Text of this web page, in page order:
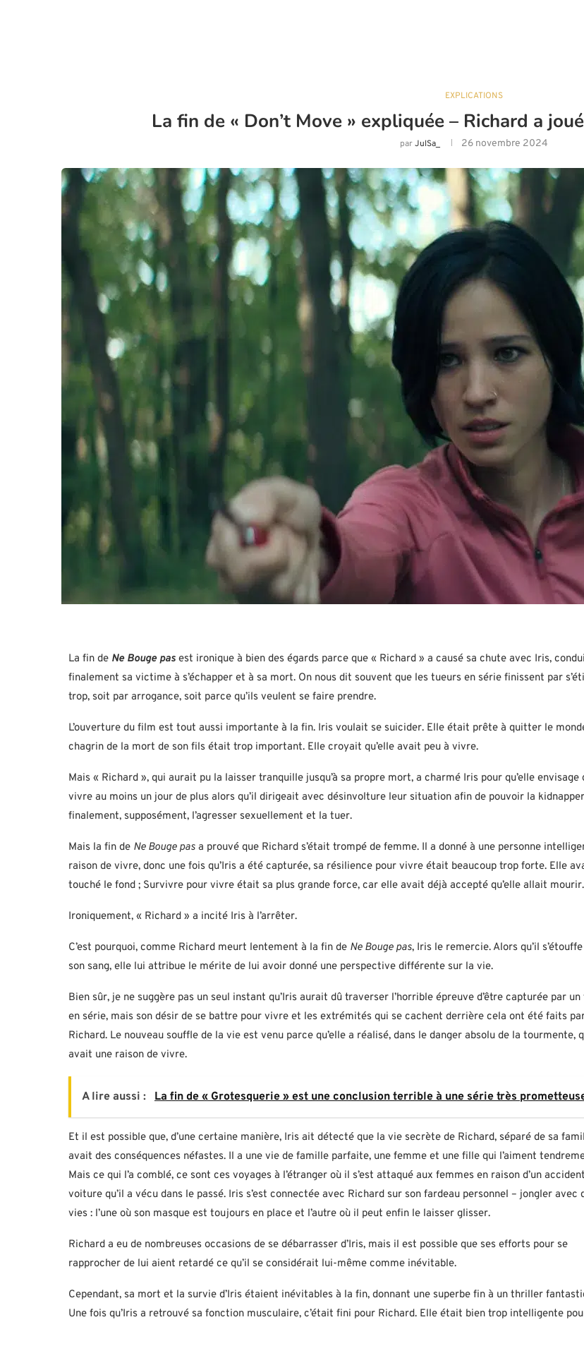
EXPLICATIONS
La fin de « Don’t Move » expliquée – Richard a
parJulSa_ 26 novembre 2024
La fin de Ne Bouge pas est ironique à bien des égards parce que « Richard » a causé sa chute avec Iris,
finalement sa victime à s’échapper et à sa mort. On nous dit souvent que les tueurs en série finissent par
trop, soit par arrogance, soit parce qu’ils veulent se faire prendre.
L’ouverture du film est tout aussi importante à la fin. Iris voulait se suicider. Elle était prête à quitter le
chagrin de la mort de son fils était trop important. Elle croyait qu’elle avait peu à vivre.
Mais « Richard », qui aurait pu la laisser tranquille jusqu’à sa propre mort, a charmé Iris pour qu’elle envisage
vivre au moins un jour de plus alors qu’il dirigeait avec désinvolture leur situation afin de pouvoir la
finalement, supposément, l’agresser sexuellement et la tuer.
Mais la fin de Ne Bouge pas a prouvé que Richard s’était trompé de femme. Il a donné à une personne
raison de vivre, donc une fois qu’Iris a été capturée, sa résilience pour vivre était beaucoup trop forte. Elle
touché le fond ; Survivre pour vivre était sa plus grande force, car elle avait déjà accepté qu’elle allait mourir.
Ironiquement, « Richard » a incité Iris à l’arrêter.
C’est pourquoi, comme Richard meurt lentement à la fin de Ne Bouge pas, Iris le remercie. Alors qu’il
son sang, elle lui attribue le mérite de lui avoir donné une perspective différente sur la vie.
Bien sûr, je ne suggère pas un seul instant qu’Iris aurait dû traverser l’horrible épreuve d’être capturée par
en série, mais son désir de se battre pour vivre et les extrémités qui se cachent derrière cela ont été faits
Richard. Le nouveau souffle de la vie est venu parce qu’elle a réalisé, dans le danger absolu de la tourmente,
avait une raison de vivre.
A lire aussi : La fin de « Grotesquerie » est une conclusion terrible à une série très
Et il est possible que, d’une certaine manière, Iris ait détecté que la vie secrète de Richard, séparé de sa
avait des conséquences néfastes. Il a une vie de famille parfaite, une femme et une fille qui l’aiment
Mais ce qui l’a comblé, ce sont ces voyages à l’étranger où il s’est attaqué aux femmes en raison d’un
voiture qu’il a vécu dans le passé. Iris s’est connectée avec Richard sur son fardeau personnel – jongler avec
vies : l’une où son masque est toujours en place et l’autre où il peut enfin le laisser glisser.
Richard a eu de nombreuses occasions de se débarrasser d’Iris, mais il est possible que ses efforts pour se
rapprocher de lui aient retardé ce qu’il se considérait lui-même comme inévitable.
Cependant, sa mort et la survie d’Iris étaient inévitables à la fin, donnant une superbe fin à un thriller
Une fois qu’Iris a retrouvé sa fonction musculaire, c’était fini pour Richard. Elle était bien trop intelligente